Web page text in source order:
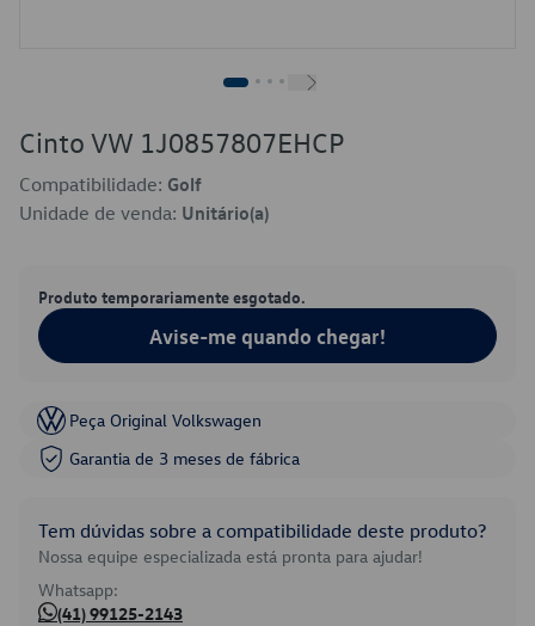
Cinto VW 1J0857807EHCP
Compatibilidade: Golf
Unidade de venda: Unitário(a)
Produto temporariamente esgotado.
Avise-me quando chegar!
Peça Original Volkswagen
Garantia de 3 meses de fábrica
Tem dúvidas sobre a compatibilidade deste produto?
Nossa equipe especializada está pronta para ajudar!
Whatsapp:
(41) 99125-2143